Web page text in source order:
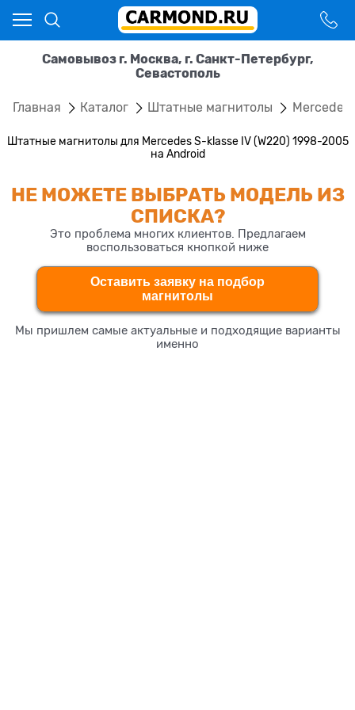
Самовывоз г. Москва, г. Санкт-Петербург,
Севастополь
Главная Каталог Штатные магнитолы Mercedes
Штатные магнитолы для Mercedes S-klasse IV (W220) 1998-2005
на Android
НЕ МОЖЕТЕ ВЫБРАТЬ МОДЕЛЬ ИЗ
СПИСКА?
Это проблема многих клиентов. Предлагаем
воспользоваться кнопкой ниже
Оставить заявку на подбор
магнитолы
Мы пришлем самые актуальные и подходящие варианты
именно